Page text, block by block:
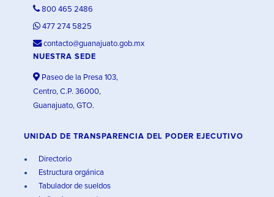
800 465 2486
477 274 5825
contacto@guanajuato.gob.mx
NUESTRA SEDE
Paseo de la Presa 103,
Centro, C.P. 36000,
Guanajuato, GTO.
UNIDAD DE TRANSPARENCIA DEL PODER EJECUTIVO
Directorio
Estructura orgánica
Tabulador de sueldos